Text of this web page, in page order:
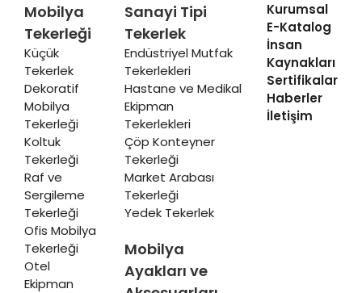
Mobilya
Tekerleği
Küçük
Tekerlek
Dekoratif
Mobilya
Tekerleği
Koltuk
Tekerleği
Raf ve
Sergileme
Tekerleği
Ofis Mobilya
Tekerleği
Otel
Ekipman
Sanayi Tipi
Tekerlek
Endüstriyel Mutfak
Tekerlekleri
Hastane ve Medikal
Ekipman
Tekerlekleri
Çöp Konteyner
Tekerleği
Market Arabası
Tekerleği
Yedek Tekerlek
Mobilya
Ayakları ve
Kurumsal
E-Katalog
İnsan
Kaynakları
Sertifikalar
Haberler
İletişim